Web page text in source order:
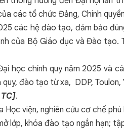
các tổ chức Đảng, Chính
các hệ đào tạo, đảm bảo
của Bộ Giáo dục và Đào
học chính quy năm 2025 và
đào tạo từ xa, DDP,
TC].
viện, nghiên cứu cơ chế
lớp, khóa đào tạo ngắn hạn;